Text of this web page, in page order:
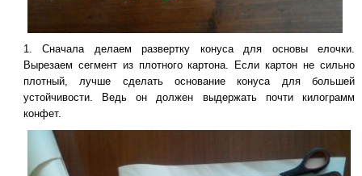
Сначала делаем развертку конуса для основы елочки.
Вырезаем сегмент из плотного картона. Если картон не сильно
плотный, лучше сделать основание конуса для большей
устойчивости. Ведь он должен выдержать почти килограмм
конфет.